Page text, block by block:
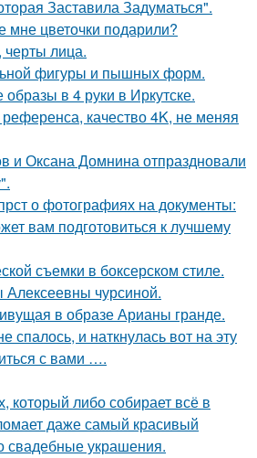
Заставила Задуматься".
мне цветочки подарили?
лица.
фигуры и пышных форм.
в 4 руки в Иркутске.
качество 4K, не меняя
и Оксана Домнина отпраздновали
о фотографиях на документы:
вам подготовиться к лучшему
съемки в боксерском стиле.
чурсиной.
в образе Арианы гранде.
спалось, и наткнулась вот на эту
с вами ….
который либо собирает всё в
даже самый красивый
свадебные украшения.